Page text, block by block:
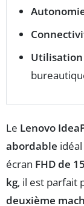
Le Lenovo
abordable
écran FHD de
kg, il est parfait
deuxième